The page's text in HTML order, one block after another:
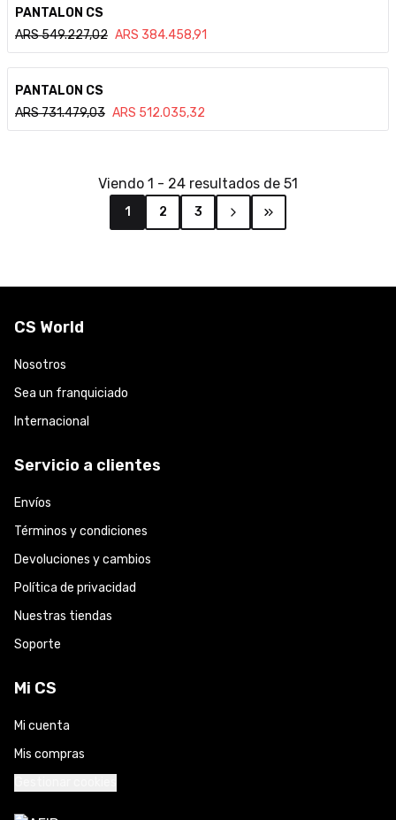
PANTALON CS
ARS549.227,02 ARS 384.458,91
PANTALON CS
ARS731.479,03 ARS 512.035,32
Viendo 1 - 24 resultados de 51
1 2 3
CS World
Nosotros
Sea un franquiciado
Internacional
Servicio a clientes
Envíos
Términos y condiciones
Devoluciones y cambios
Política de privacidad
Nuestras tiendas
Soporte
Mi CS
Mi cuenta
Mis compras